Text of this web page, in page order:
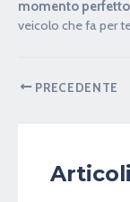
momento perfetto
veicolo che fa per
PRECEDENTE